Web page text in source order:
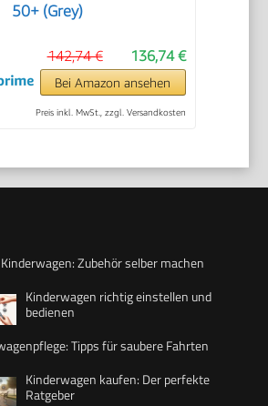
50+ (Grey)
136,74 €
142,74 €
Bei Amazon ansehen
Preis inkl. MwSt., zzgl. Versandkosten
Zubehör selber machen
Kinderwagen richtig einstellen und
bedienen
Tipps für saubere Fahrten
Kinderwagen kaufen: Der perfekte
Ratgeber